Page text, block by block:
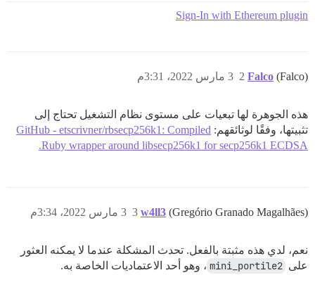
Sign-In with Ethereum plugin
Falco (Falco) 3 مارس 2022، 3:31م 2
هذه الجوهرة لها تبعيات على مستوى نظام التشغيل تحتاج إلى
تثبيتها، وفقًا لوثائقهم: GitHub - etscrivner/rbsecp256k1: Compiled
Ruby wrapper around libsecp256k1 for secp256k1 ECDSA.
w4ll3 (Gregório Granado Magalhães) 3 مارس 2022، 3:34م 3
نعم، لدي هذه مثبتة بالفعل. تحدث المشكلة عندما لا يمكنه العثور
على mini_portile2 ، وهو أحد الاعتماديات الخاصة به.